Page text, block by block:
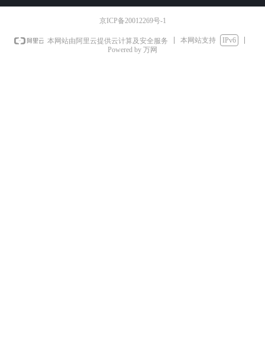
京ICP备20012269号-1
本网站由阿里云提供云计算及安全服务 本网站支持
IPv6
Powered by 万网